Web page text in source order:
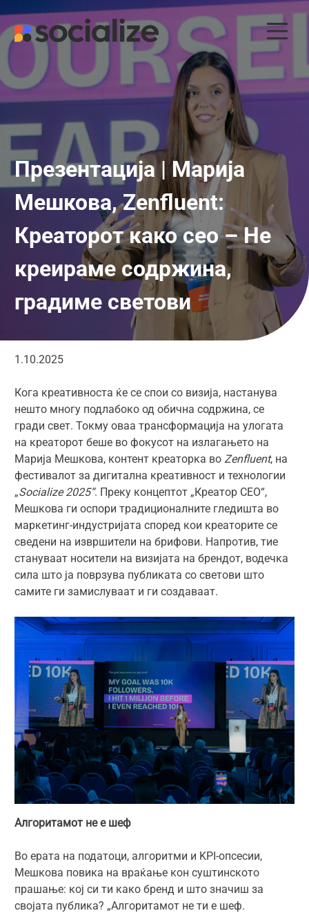
content
Презентација | Марија
Мешкова, Zenfluent:
Креаторот како ceo – Не
креираме содржина,
градиме светови
1.10.2025
Кога креативноста ќе се спои со визија, настанува
нешто многу подлабоко од обична содржина, се
гради свет. Токму оваа трансформација на улогата
на креаторот беше во фокусот на излагањето на
Марија Мешкова, контент креаторка во Zenfluent, на
фестивалот за дигитална креативност и технологии
„Socialize 2025“. Преку концептот „Креатор CEO“,
Мешкова ги оспори традиционалните гледишта во
маркетинг-индустријата според кои креаторите се
сведени на извршители на брифови. Напротив, тие
стануваат носители на визијата на брендот, водечка
сила што ја поврзува публиката со светови што
самите ги замислуваат и ги создаваат.
Алгоритамот не е шеф
Во ерата на податоци, алгоритми и KPI-опсесии,
Мешкова повика на враќање кон суштинското
прашање: кој си ти како бренд и што значиш за
својата публика? „Алгоритамот не ти е шеф.